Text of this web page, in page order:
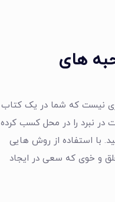
های
نیست که شما در یک کتاب
در نبرد را در محل کسب کرده
با استفاده از روش هایی
خلق و خوی که سعی در ایجاد